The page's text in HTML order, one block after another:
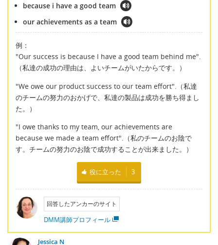
because i have a good team
our achievements as a team
例：
"Our success is because I have a good team behind me".
（私達の成功の理由は、よいチームがいたからです。）
"We owe our product success to our team effort".（私達
のチームの努力のおかげで、私達の製品は成功を勝ち得まし
た。）
"I owe thanks to my team, our achievements are
because we made a team effort".（私のチームのお陰で
す。チームの努力のお陰で成功することが出来ました。）
役に立った 3
回答したアンカーのサイト
DMM講師プロフィール
Jessica N